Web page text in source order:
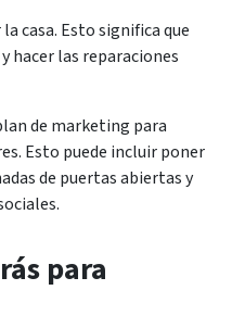
casa. Esto significa que
hacer las reparaciones
de marketing para
Esto puede incluir poner
de puertas abiertas y
para